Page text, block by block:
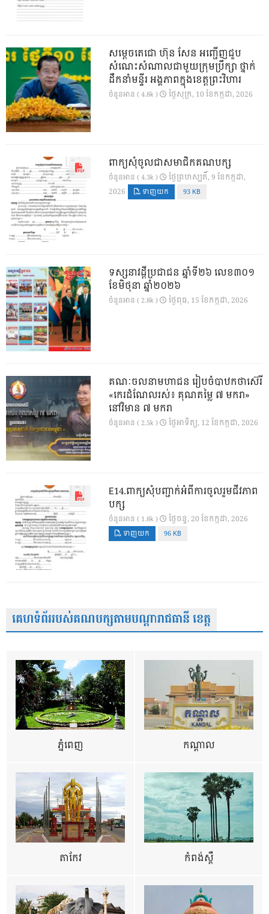
សម្តេចតេជោ ហ៊ុន សែន អញ្ជើញជួប
សំណេះសំណាលជាមួយក្រុមប្រឹក្សា ថ្នាក់
ដឹកនាំមន្ទីរ អង្គភាពក្នុងខេត្តព្រះវិហារ
ចំនួនអាន ( 4.8k ) ថ្ងៃ​សុក្រ, 10 ខែ​កក្កដា, 2026
ពាក្យសុំចូលជាសមាជិកគណបក្ស
ចំនួនអាន ( 4.3k )
ថ្ងៃ​ព្រហស្បតិ៍, 9 ខែ​កក្កដា,
2026
ទាញយក 93 KB
ទស្សនាវដ្ដីប្រជាជន ឆ្នាំទី២៦ លេខ៣០១
ខែមិថុនា ឆ្នាំ២០២៦
ចំនួនអាន ( 2.8k ) ថ្ងៃ​ពុធ, 15 ខែ​កក្កដា, 2026
គណៈចលនាមហាជន រៀបចំបាឋកថាស៊េរី
«កេរដំណែលរស់៖ គុណតម្លៃ ៧ មករា»
នៅវិមាន ៧ មករា
ចំនួនអាន ( 2.5k ) ថ្ងៃ​អាទិត្យ, 12 ខែ​កក្កដា, 2026
E14.ពាក្យសុំបញ្ជាក់អំពីការចូលរួមជីវភាព
បក្ស
ចំនួនអាន ( 1.8k ) ថ្ងៃ​ចន្ទ, 20 ខែ​កក្កដា, 2026
ទាញយក 96 KB
គេហទំព័ររបស់គណបក្សតាមបណ្តារាជធានី ខេត្ត
ភ្នំពេញ កណ្តាល
តាកែវ កំពង់ស្ពឺ